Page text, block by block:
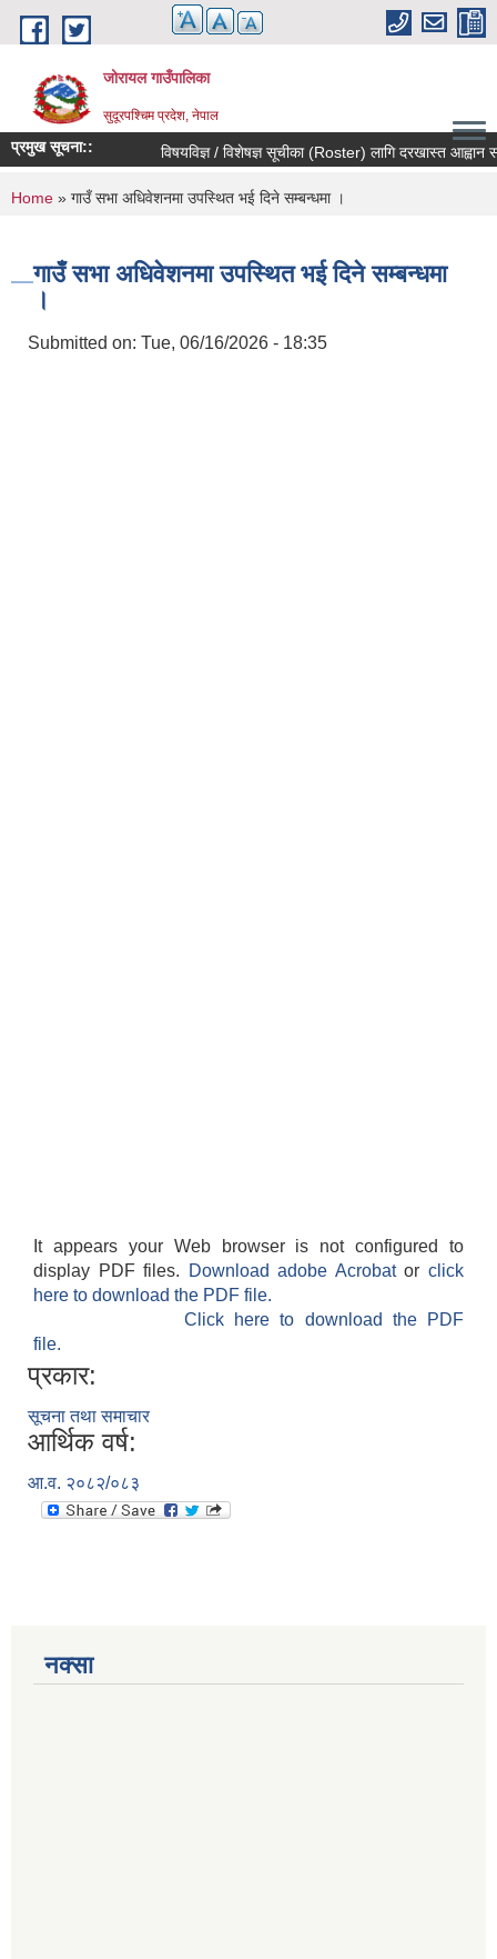
Skip to main content
जोरायल गाउँपालिका
सुदूरपश्चिम प्रदेश, नेपाल
प्रमुख सूचना:: विषयविज्ञ / विशेषज्ञ सूचीका (Roster) लागि दरखास्त आह्वान
You are here
Home » गाउँ सभा अधिवेशनमा उपस्थित भई दिने सम्बन्धमा ।
गाउँ सभा अधिवेशनमा उपस्थित भई दिने सम्बन्धमा
।
Submitted on: Tue, 06/16/2026 - 18:35
It appears your Web browser is not configured to
display PDF files.
Download adobe Acrobatorclick
here to download the PDF file.
Click here to download the PDF
file.
प्रकार:
सूचना तथा समाचार
आर्थिक वर्ष:
आ.व. २०८२/०८३
नक्सा